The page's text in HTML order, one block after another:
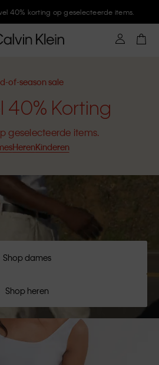
Klein en krijg 10% korting
of-season sale
40% Korting
geselecteerde items.
HerenKinderen
Shop dames
Shop heren